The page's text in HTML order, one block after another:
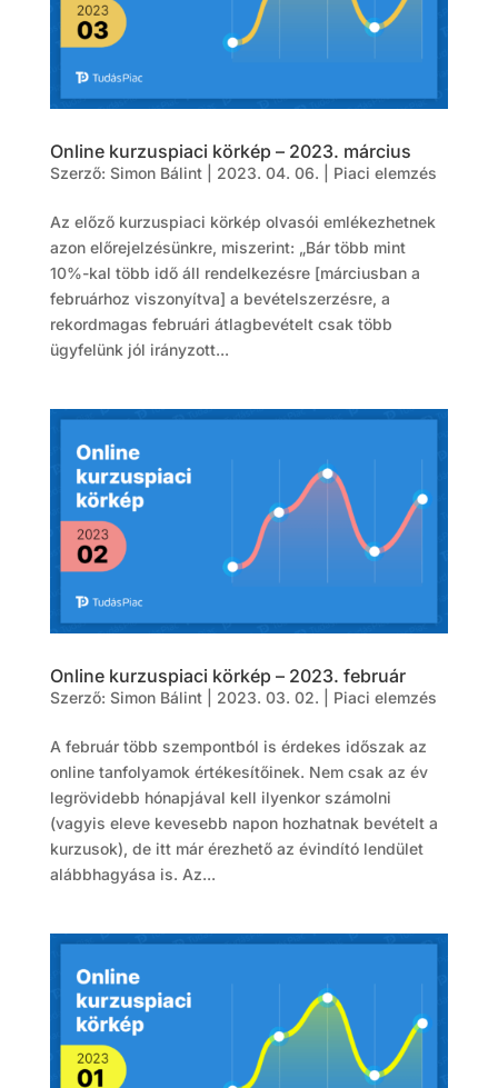
Online kurzuspiaci körkép – 2023. március
Szerző: Simon Bálint| 2023. 04. 06. Piaci elemzés
Az előző kurzuspiaci körkép olvasói emlékezhetnek
azon előrejelzésünkre, miszerint: „Bár több mint
10%-kal több idő áll rendelkezésre [márciusban a
februárhoz viszonyítva] a bevételszerzésre, a
rekordmagas februári átlagbevételt csak több
ügyfelünk jól irányzott...
Online kurzuspiaci körkép – 2023. február
Szerző: Simon Bálint| 2023. 03. 02. Piaci elemzés
A február több szempontból is érdekes időszak az
online tanfolyamok értékesítőinek. Nem csak az év
legrövidebb hónapjával kell ilyenkor számolni
(vagyis eleve kevesebb napon hozhatnak bevételt a
kurzusok), de itt már érezhető az évindító lendület
alábbhagyása is. Az...